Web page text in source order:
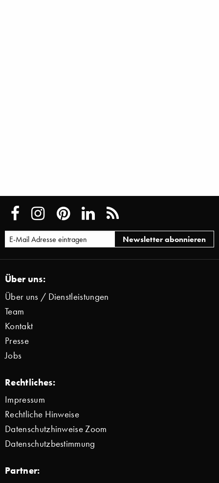
Über uns:
Über uns / Dienstleistungen
Team
Kontakt
Presse
Jobs
Rechtliches:
Impressum
Rechtliche Hinweise
Datenschutzhinweise Zoom
Datenschutzbestimmung
Partner: